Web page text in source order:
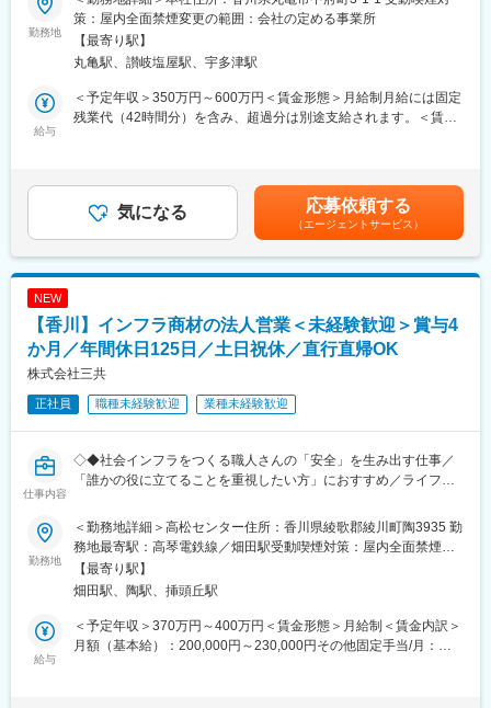
業務内容
丸亀市・坂出市を中心とした地域密着型、単なる仲介業務に留ま
らない、資産価値最大化のためのコンサルティングをお任せしま
す。
募集の背景と求める役割
高度なコミュニケーションスキルと、顧客の課題を解決するコン
サルティング能力を求めています。
この求人のポイント
高付加価値な仕事：地元の資産家や経営層が顧客となるため、質
地域密着の優位性：強固な事業基盤があり、地域に根ざした長期
オーナー提案・資産コンサルティング：地主様や不動産オーナー
様に対し、相続対策、土地活用、収益物件の組み換え提案など、
戦略的売買仲介：顧客の潜在ニーズを汲み取った最適なマッチン
グ提案。
不動産売買・仲介、賃貸物件管理、リノベーション提案、サブリ
ース等
勤務地
策：屋内全面禁煙変更の範囲：会社の定める事業所
【最寄り駅】
丸亀駅、讃岐塩屋駅、宇多津駅
給与
＜予定年収＞350万円～600万円＜賃金形態＞月給制月給には固定
残業代（42時間分）を含み、超過分は別途支給されます。＜賃金
（一律手当を含む）＜昇給有無＞有＜残業手当＞有＜給与補足＞
賞与実績:年2回。インセンティブ制度あり。成果は給与に反映さ
れます。賃金はあくまでも目安の金額であり、選考を通じて上下
する可能性があります。月給(月額)は固定手当を含めた表記です。
気になる 応募依頼する
（エージェントサービス）
NEW
【香川】インフラ商材の法人営業＜未経験歓迎＞賞与4
か月／年間休日125日／土日祝休／直行直帰OK
株式会社三共
正社員 職種未経験歓迎 業種未経験歓迎
仕事内容
◇◆社会インフラをつくる職人さんの「安全」を生み出す仕事／
「誰かの役に立てることを重視したい方」におすすめ／ライフス
■働き方：
◇残業月平均25時間程／所定労働が7時間なので、8時間勤務の会
社の残業5時間と同じイメージです（月20日出勤で計算）。
◇年間休日125日／土日祝休みとプライベートも大切にできま
す。
◇移動は基本的に社用車を利用／直行直帰も可能な環境です。
勤務地
＜勤務地詳細＞高松センター住所：香川県綾歌郡綾川町陶3935 勤
務地最寄駅：高琴電鉄線／畑田駅受動喫煙対策：屋内全面禁煙変
更の範囲：会社の定める事業所（リモートワーク含む）
【最寄り駅】
畑田駅、陶駅、挿頭丘駅
給与
＜予定年収＞370万円～400万円＜賃金形態＞月給制＜賃金内訳＞
月額（基本給）：200,000円～230,000円その他固定手当/月：